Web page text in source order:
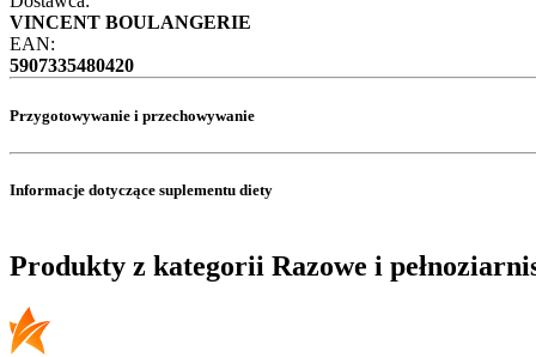
VINCENT BOULANGERIE
EAN:
5907335480420
Przygotowywanie i przechowywanie
Informacje dotyczące suplementu diety
Produkty z kategorii Razowe i